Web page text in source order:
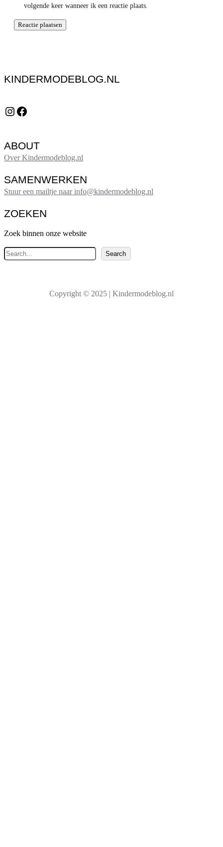
volgende keer wanneer ik een reactie plaats.
KINDERMODEBLOG.NL
Instagram Facebook
ABOUT
Over Kindermodeblog.nl
SAMENWERKEN
Stuur een mailtje naar info@kindermodeblog.nl
ZOEKEN
Zoek binnen onze website
Z
o
e
Search
Copyright © 2025 | Kindermodeblog.nl